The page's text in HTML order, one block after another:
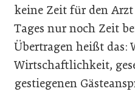
keine Zeit für den Arzt
Tages nur noch Zeit
Übertragen heißt das:
Wirtschaftlichkeit,
gestiegenen